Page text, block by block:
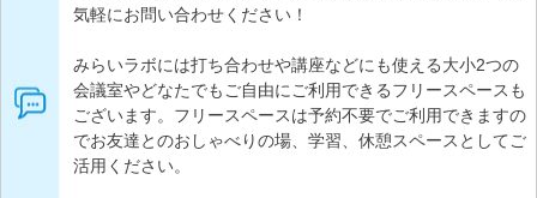
気軽にお問い合わせください！
みらいラボには打ち合わせや講座などにも使える大小2つの
会議室やどなたでもご自由にご利用できるフリースペースも
ございます。フリースペースは予約不要でご利用できますの
でお友達とのおしゃべりの場、学習、休憩スペースとしてご
活用ください。